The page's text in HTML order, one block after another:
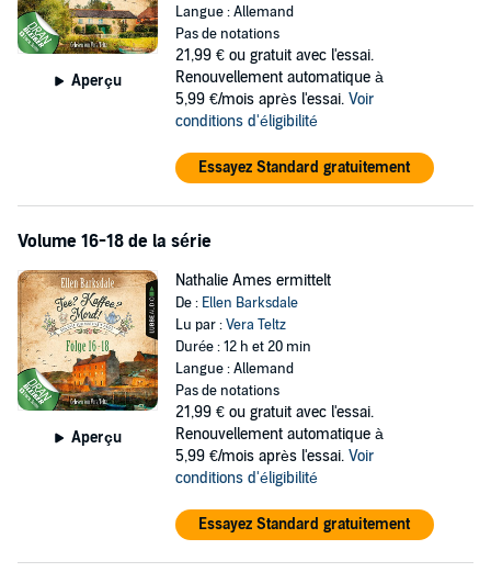
Aperçu
Langue : Allemand
Pas de notations
21,99 € ou gratuit avec l'essai.
Renouvellement automatique à
5,99 €/mois après l'essai. Voir
conditions d'éligibilité
Essayez Standard gratuitement
Volume 16-18 de la série
Aperçu
Nathalie Ames ermittelt
De : Ellen Barksdale
Lu par :Vera Teltz
Durée : 12 h et 20 min
Langue : Allemand
Pas de notations
21,99 € ou gratuit avec l'essai.
Renouvellement automatique à
5,99 €/mois après l'essai. Voir
conditions d'éligibilité
Essayez Standard gratuitement